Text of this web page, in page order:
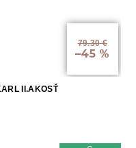
79.30 €
–45 %
II.AKOSŤ